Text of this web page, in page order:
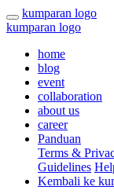
kumparan logo
kumparan logo
home
blog
event
collaboration
about us
career
Panduan
Terms &
Guidelines
Kembali ke